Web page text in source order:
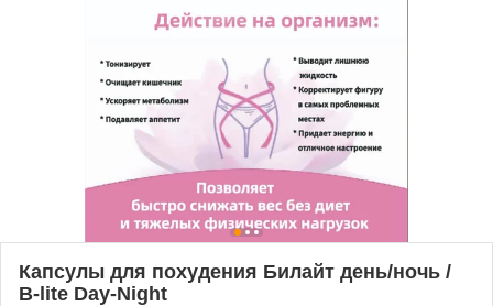
Капсулы для похудения Билайт день/ночь /
B-lite Day-Night